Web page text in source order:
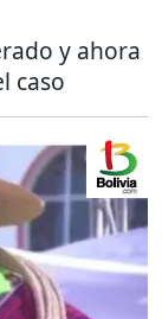
y ahora
caso